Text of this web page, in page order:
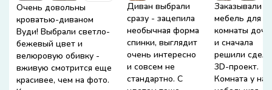
Очень довольны
кроватью-диваном
Вуди! Выбрали светло-
бежевый цвет и
велюровую обивку -
вживую смотрится еще
красивее, чем на фото.
Диван выбрали
сразу - зацепила
необычная форма
спинки, выглядит
очень интересно
и совсем не
стандартно. С
Заказывали
мебель для
комнаты
и сначала
решили
3D-проект.
Комната у нас